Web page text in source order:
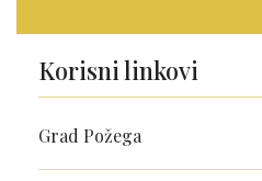
Korisni linkovi
Grad Požega